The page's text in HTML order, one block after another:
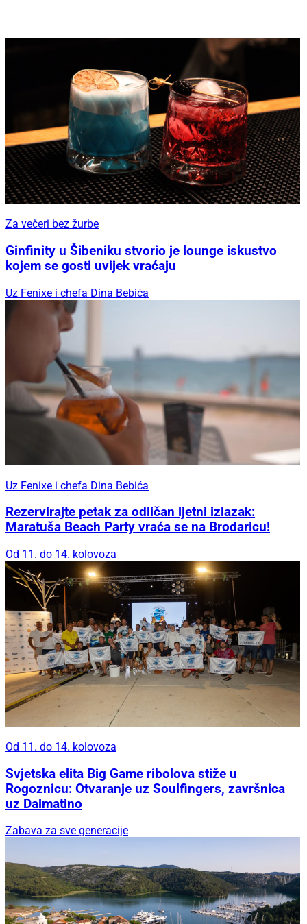
Za večeri bez žurbe
Ginfinity u Šibeniku stvorio je lounge iskustvo
kojem se gosti uvijek vraćaju
Uz Fenixe i chefa Dina Bebića
Uz Fenixe i chefa Dina Bebića
Rezervirajte petak za odličan ljetni izlazak:
Maratuša Beach Party vraća se na Brodaricu!
Od 11. do 14. kolovoza
Od 11. do 14. kolovoza
Svjetska elita Big Game ribolova stiže u
Rogoznicu: Otvaranje uz Soulfingers, završnica
uz Dalmatino
Zabava za sve generacije